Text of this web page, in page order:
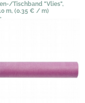
Tischband "Vlies",
m, (0.35 € / m)
*